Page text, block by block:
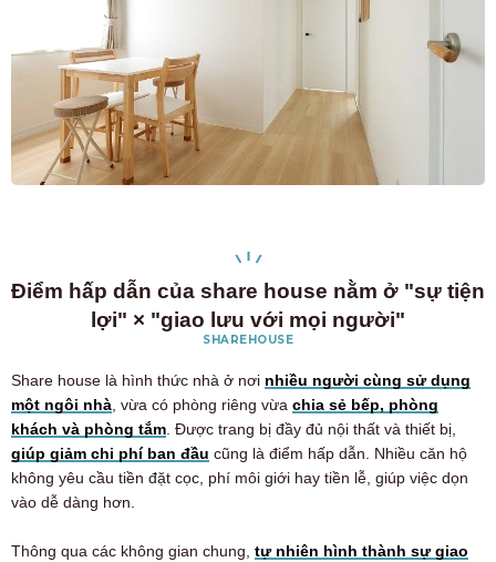
Điểm hấp dẫn của share house nằm ở "sự tiện
lợi" × "giao lưu với mọi người"
SHAREHOUSE
Share house là hình thức nhà ở nơi nhiều người cùng sử dụng
một ngôi nhà, vừa có phòng riêng vừa chia sẻ bếp, phòng
khách và phòng tắm. Được trang bị đầy đủ nội thất và thiết bị,
giúp giảm chi phí ban đầu cũng là điểm hấp dẫn. Nhiều căn hộ
không yêu cầu tiền đặt cọc, phí môi giới hay tiền lễ, giúp việc dọn
vào dễ dàng hơn.
Thông qua các không gian chung, tự nhiên hình thành sự giao